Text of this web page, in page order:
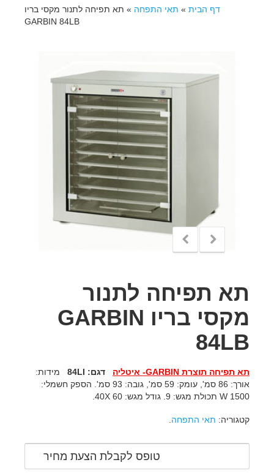
דף הבית » תאי התפחה » תא תפיחה לתנור מקסי בריו
GARBIN 84LB
תא תפיחה לתנור
מקסי בריו GARBIN
84LB
תא תפיחה תוצרת GARBIN- איטליה דגם: 84LI מידות:
אורך: 86 סמ', עומק: 59 סמ', גובה: 93 סמ'. הספק חשמלי:
1500 W תכולת מגש: 9. גודל מגש: 40X 60.
קטגוריה: תאי התפחה
טופס לקבלת הצעת מחיר